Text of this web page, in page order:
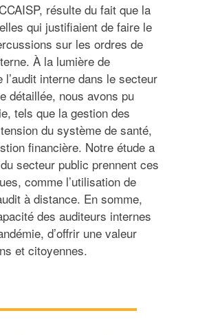
résulte du fait que la
qui justifiaient de faire le
sur les ordres de
À la lumière de
interne dans le secteur
détaillée, nous avons pu
tels que la gestion des
du système de santé,
financière. Notre étude a
secteur public prennent ces
comme l’utilisation de
à distance. En somme,
des auditeurs internes
d’offrir une valeur
et citoyennes.